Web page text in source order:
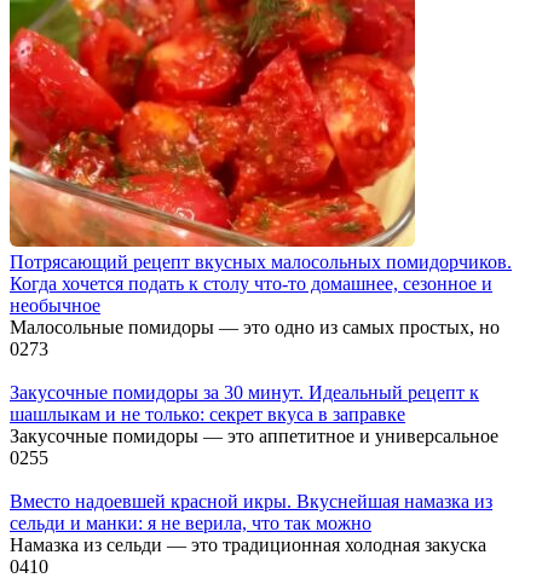
Потрясающий рецепт вкусных малосольных помидорчиков.
Когда хочется подать к столу что-то домашнее, сезонное и
необычное
Малосольные помидоры — это одно из самых простых, но
0273
Закусочные помидоры за 30 минут. Идеальный рецепт к
шашлыкам и не только: секрет вкуса в заправке
Закусочные помидоры — это аппетитное и универсальное
0255
Вместо надоевшей красной икры. Вкуснейшая намазка из
сельди и манки: я не верила, что так можно
Намазка из сельди — это традиционная холодная закуска
0410